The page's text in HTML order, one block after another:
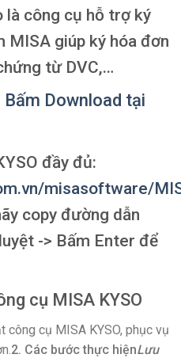
là công cụ hỗ trợ ký
MISA giúp ký hóa đơn
từ DVC,…
Bấm Download tại
đầy đủ:
misasoftware/
copy đường dẫn
-> Bấm Enter để
cụ MISA KYSO
công cụ MISA KYSO, phục vụ
2. Các bước thực hiệnLưu